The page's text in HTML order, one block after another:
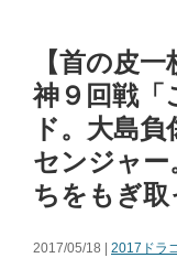
【首の皮
神９回戦「
ド。大島
センジャ
ちをもぎ取
2017/05/18 | 2017ドラ